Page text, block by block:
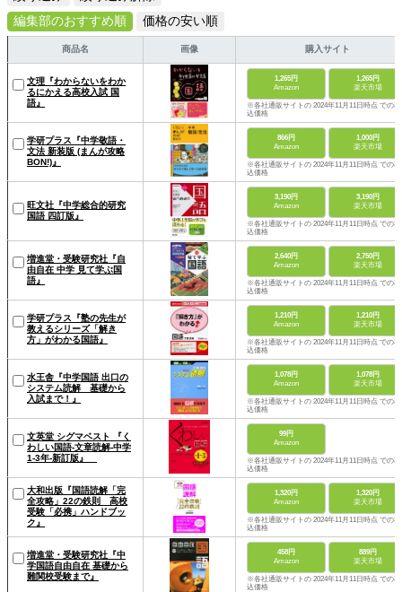
編集部のおすすめ順
価格の安い順
商品名 画像 購入サイト
文理『わからないをわか
るにかえる高校入試 国
語』
1,265円
Amazon
1,265円
楽天市場
※各社通販サイトの 2024年11月11日時点 での税
込価格
学研プラス『中学敬語・
文法 新装版 (まんが攻略
BON!)』
866円
Amazon
1,000円
楽天市場
※各社通販サイトの 2024年11月11日時点 での税
込価格
旺文社『中学総合的研究
国語 四訂版』
3,190円
Amazon
3,190円
楽天市場
※各社通販サイトの 2024年11月11日時点 での税
込価格
増進堂・受験研究社『自
由自在 中学 見て学ぶ国
語』
2,640円
Amazon
2,750円
楽天市場
※各社通販サイトの 2024年11月11日時点 での税
込価格
学研プラス『塾の先生が
教えるシリーズ「解き
方」がわかる国語』
1,210円
Amazon
1,210円
楽天市場
※各社通販サイトの 2024年11月11日時点 での税
込価格
水王舎『中学国語 出口の
システム読解 基礎から
入試まで！』
1,078円
Amazon
1,078円
楽天市場
※各社通販サイトの 2024年11月11日時点 での税
込価格
文英堂 シグマベスト 『く
わしい国語-文章読解-中学
1-3年-新訂版』
99円
Amazon
※各社通販サイトの 2024年11月11日時点 での税
込価格
大和出版『国語読解「完
全攻略」22の鉄則 高校
受験「必携」ハンドブッ
ク』
1,320円
Amazon
1,320円
楽天市場
※各社通販サイトの 2024年11月11日時点 での税
込価格
増進堂・受験研究社『中
学国語自由自在 基礎から
難関校受験まで』
458円
Amazon
889円
楽天市場
※各社通販サイトの 2024年11月11日時点 での税
込価格